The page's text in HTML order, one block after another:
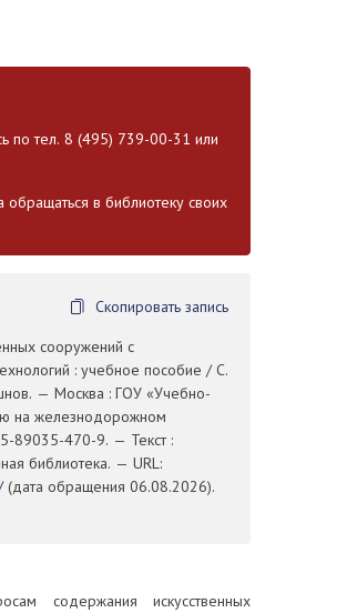
по тел. 8 (495) 739-00-31 или
в библиотеку своих
Скопировать запись
сооружений с
: учебное пособие / С.
— Москва : ГОУ «Учебно-
на железнодорожном
89035-470-9. — Текст :
библиотека. — URL:
(дата обращения 06.08.2026).
содержания искусственных